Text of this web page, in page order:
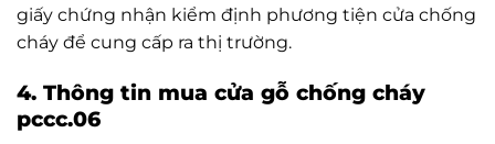
giấy chứng nhận kiểm định phương tiện cửa chống
cháy để cung cấp ra thị trường.
4. Thông tin mua cửa gỗ chống cháy
pccc.06